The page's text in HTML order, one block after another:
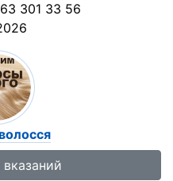
301 33 56